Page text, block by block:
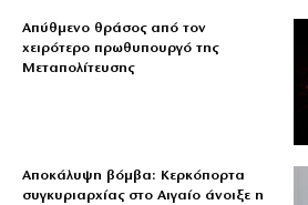
Απύθμενο θράσος από τον
χειρότερο πρωθυπουργό της
Μεταπολίτευσης
Αποκάλυψη βόμβα: Κερκόπορτα
συγκυριαρχίας στο Αιγαίο άνοιξε η